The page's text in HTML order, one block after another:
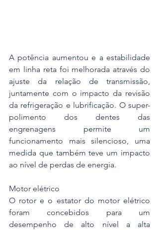
A potência aumentou e a estabilidade
em linha reta foi melhorada através do
ajuste da relação de transmissão,
juntamente com o impacto da revisão
da refrigeração e lubrificação. O super-
polimento dos dentes das
engrenagens permite um
funcionamento mais silencioso, uma
medida que também teve um impacto
ao nível de perdas de energia.
Motor elétrico
O rotor e o estator do motor elétrico
foram concebidos para um
desempenho de alto nível a alta